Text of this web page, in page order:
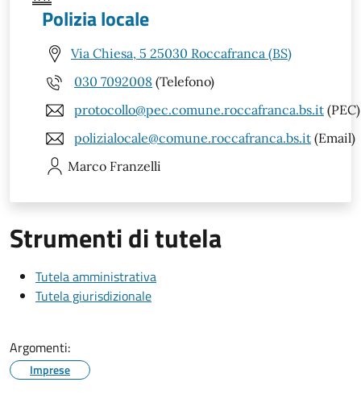
Polizia locale
Via Chiesa, 5 25030 Roccafranca (BS)
030 7092008 (Telefono)
protocollo@pec.comune.roccafranca.bs.it (PEC)
polizialocale@comune.roccafranca.bs.it (Email)
Marco Franzelli
Strumenti di tutela
Tutela amministrativa
Tutela giurisdizionale
Argomenti:
Imprese